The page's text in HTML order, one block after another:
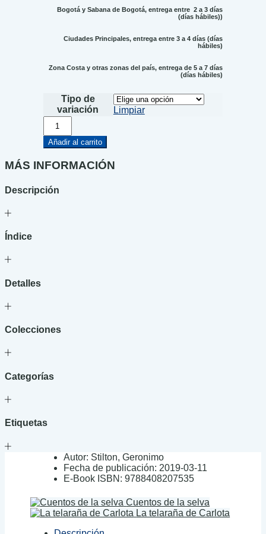
Bogotá y Sabana de Bogotá, entrega entre 2 a 3 días
(días hábiles))
Ciudades Principales, entrega entre 3 a 4 días (días
hábiles)
Zona Costa y otras zonas del país, entrega de 5 a 7 días
(días hábiles)
Tipo de
variación
Limpiar
Hay
pirata
internet
Añadir al carrito
MÁS INFORMACIÓN
Descripción
Índice
Detalles
Colecciones
Categorías
Etiquetas
Autor: Stilton, Geronimo
Fecha de publicación: 2019-03-11
E-Book ISBN: 9788408207535
Cuentos de la selva
La telaraña de Carlota